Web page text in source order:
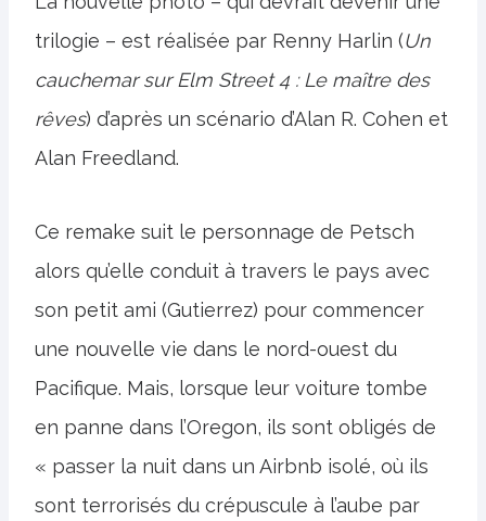
trilogie – est réalisée par Renny Harlin (Un
cauchemar sur Elm Street 4 : Le maître des
rêves) d’après un scénario d’Alan R. Cohen et
Alan Freedland.
Ce remake suit le personnage de Petsch
alors qu’elle conduit à travers le pays avec
son petit ami (Gutierrez) pour commencer
une nouvelle vie dans le nord-ouest du
Pacifique. Mais, lorsque leur voiture tombe
en panne dans l’Oregon, ils sont obligés de
« passer la nuit dans un Airbnb isolé, où ils
sont terrorisés du crépuscule à l’aube par